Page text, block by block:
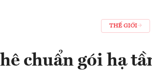
THẾ GIỚI
chuẩn gói hạ